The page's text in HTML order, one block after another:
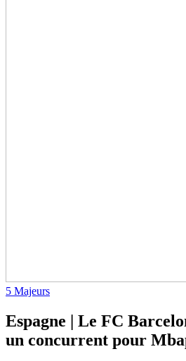
5 Majeurs
Espagne | Le FC
un concurrent pour